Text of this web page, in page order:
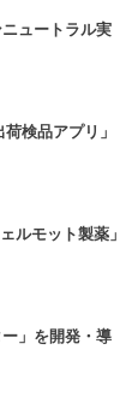
ュートラル実
検品アプリ」
ルモット製薬」
」を開発・導